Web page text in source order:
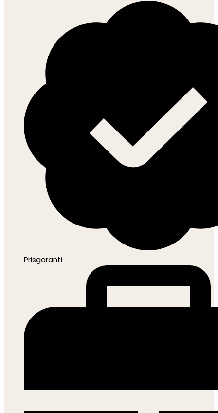
Prisgaranti